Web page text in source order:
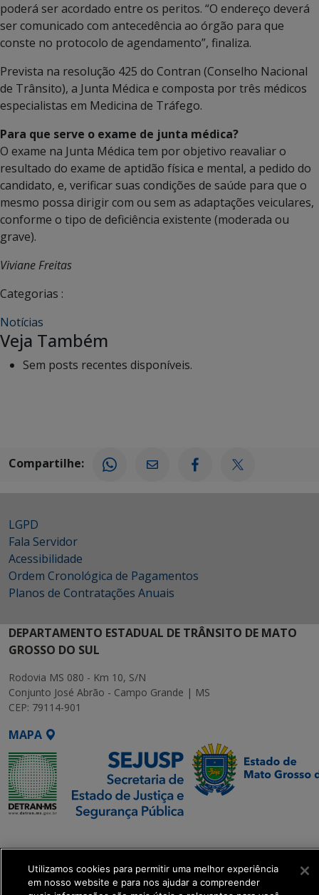
poderá ser acordado entre os peritos. “O endereço deverá
ser comunicado com antecedência ao órgão para que
conste no protocolo de agendamento”, finaliza.
Prevista na resolução 425 do Contran (Conselho Nacional
de Trânsito), a Junta Médica e composta por três médicos
especialistas em Medicina de Tráfego.
Para que serve o exame de junta médica?
O exame na Junta Médica tem por objetivo reavaliar o
resultado do exame de aptidão física e mental, a pedido do
candidato, e, verificar suas condições de saúde para que o
mesmo possa dirigir com ou sem as adaptações veiculares,
conforme o tipo de deficiência existente (moderada ou
grave).
Viviane Freitas
Categorias :
Notícias
Veja Também
Sem posts recentes disponíveis.
Compartilhe:
LGPD
Fala Servidor
Acessibilidade
Ordem Cronológica de Pagamentos
Planos de Contratações Anuais
DEPARTAMENTO ESTADUAL DE TRÂNSITO DE MATO
GROSSO DO SUL
Rodovia MS 080 - Km 10, S/N
Conjunto José Abrão - Campo Grande | MS
CEP: 79114-901
MAPA
Executiva de
Transformação Digital
Utilizamos cookies para permitir uma melhor experiência
em nosso website e para nos ajudar a compreender